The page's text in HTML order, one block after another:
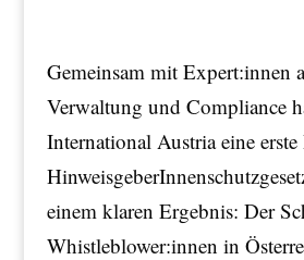
Gemeinsam mit Expert:innen
Verwaltung und Compliance
International Austria eine
einem klaren Ergebnis: Der
Whistleblower:innen in